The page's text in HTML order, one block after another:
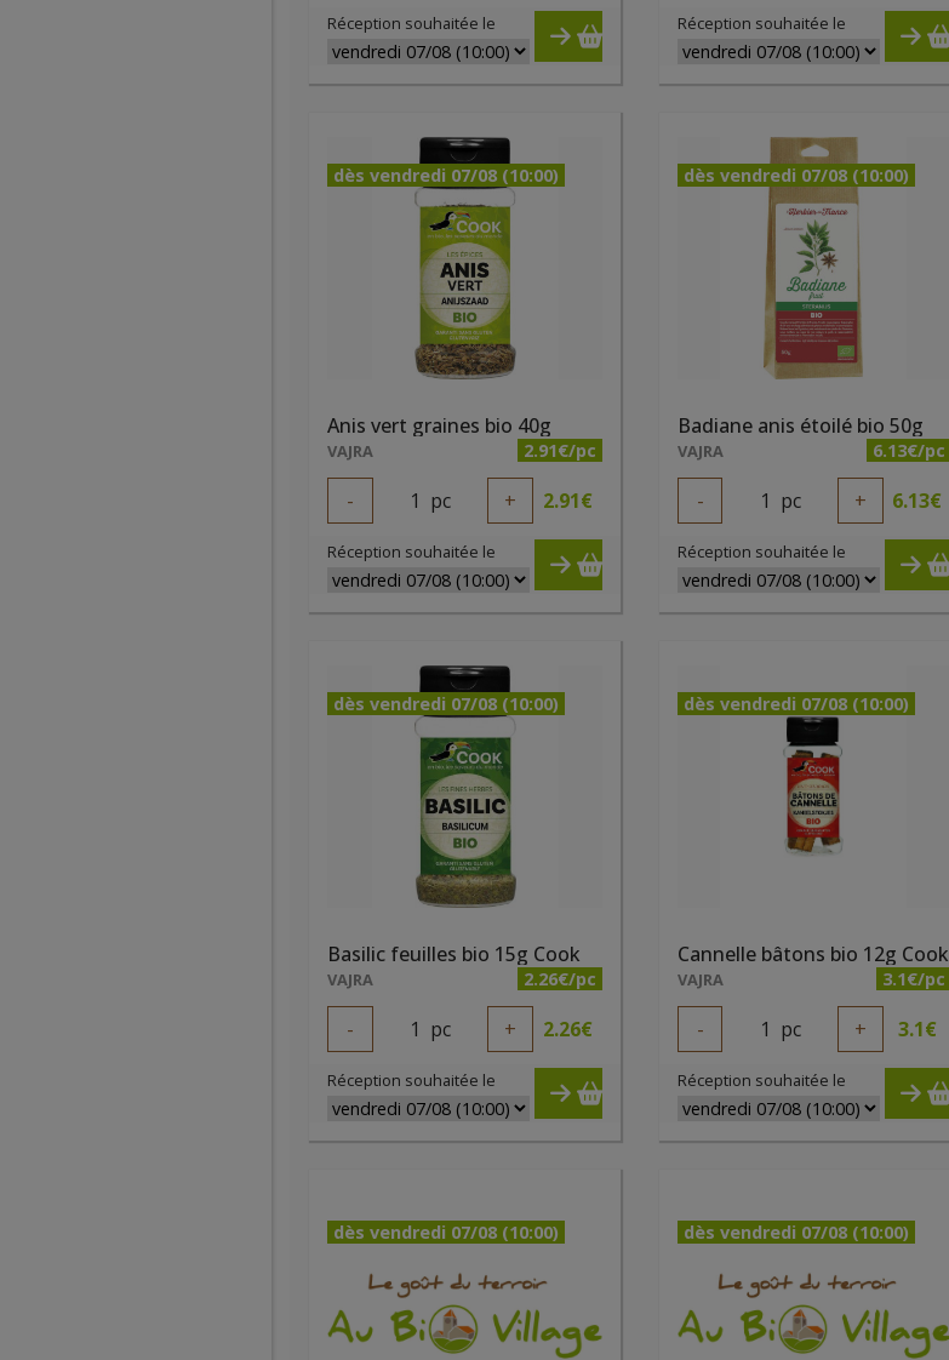
Réception souhaitée le Réception souhaitée le
dès vendredi 07/08 (10:00)
Anis vert graines bio 40g
VAJRA 2.91€/pc
- 1 pc + 2.91€
Réception souhaitée le
dès vendredi 07/08 (10:00)
Badiane anis étoilé bio 50g
VAJRA 6.13€/pc
- 1 pc + 6.13€
Réception souhaitée le
dès vendredi 07/08 (10:00)
Basilic feuilles bio 15g Cook
VAJRA 2.26€/pc
- 1 pc + 2.26€
Réception souhaitée le
dès vendredi 07/08 (10:00)
Cannelle bâtons bio 12g Cook
VAJRA 3.1€/pc
- 1 pc + 3.1€
Réception souhaitée le
dès vendredi 07/08 (10:00) dès vendredi 07/08 (10:00)